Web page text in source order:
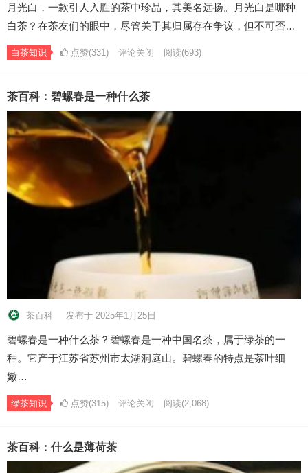
月光白，一款引人入胜的茶中珍品，其美名远扬。月光白是哪种
白茶？在茶友们的眼中，尽管关于其归属存在争议，但不可否…
白茶知识 点赞(331) 评论关闭 阅读(693)
茶百科：碧螺春是一种什么茶
茶百科 发布于 2025年1月25日
碧螺春是一种什么茶？碧螺春是一种中国名茶，属于绿茶的一
种。它产于江苏省苏州市太湖洞庭山。碧螺春的特点是茶叶细
嫩…
绿茶知识 点赞(315) 评论关闭 阅读(2,068)
茶百科：什么是薄荷茶